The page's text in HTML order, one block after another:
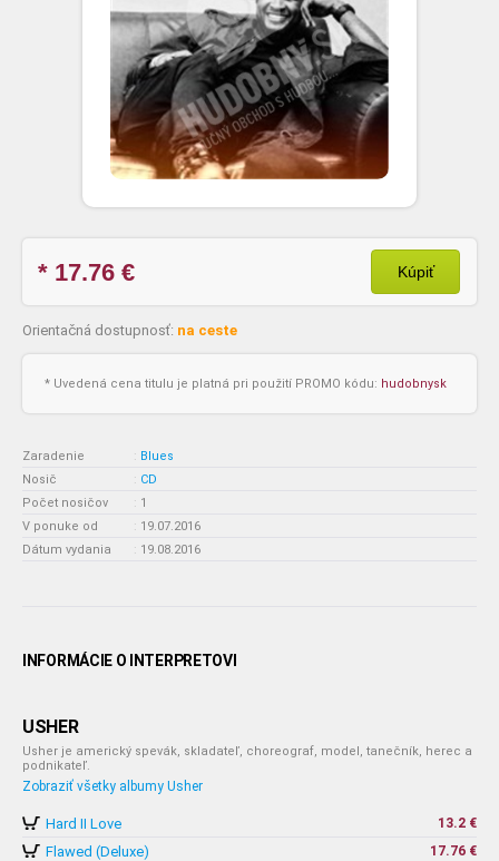
* 17.76 € Kúpiť
Orientačná dostupnosť: na ceste
* Uvedená cena titulu je platná pri použití PROMO kódu: hudobnysk
Zaradenie : Blues
Nosič
: CD
Počet nosičov
: 1
V ponuke od
: 19.07.2016
Dátum vydania
: 19.08.2016
INFORMÁCIE O INTERPRETOVI
USHER
Usher je americký spevák, skladateľ, choreograf, model, tanečník, herec a
podnikateľ.
Zobraziť všetky albumy Usher
Hard II Love 13.2 €
Flawed (Deluxe) 17.76 €